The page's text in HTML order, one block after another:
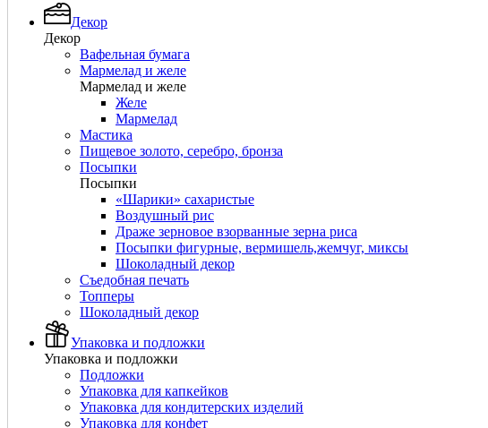
Декор
Декор
Вафельная бумага
Мармелад и желе
Мармелад и желе
Желе
Мармелад
Мастика
Пищевое золото, серебро, бронза
Посыпки
Посыпки
«Шарики» сахаристые
Воздушный рис
Драже зерновое взорванные зерна риса
Посыпки фигурные, вермишель,жемчуг, миксы
Шоколадный декор
Съедобная печать
Топперы
Шоколадный декор
Упаковка и подложки
Упаковка и подложки
Подложки
Упаковка для капкейков
Упаковка для кондитерских изделий
Упаковка для конфет